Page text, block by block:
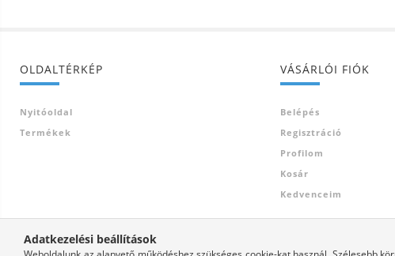
OLDALTÉRKÉP
Nyitóoldal
Termékek
VÁSÁRLÓI FIÓK
Belépés
Regisztráció
Profilom
Kosár
Kedvenceim
Adatkezelési beállítások